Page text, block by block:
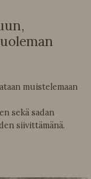
muistelemaan
sekä sadan
siivittämänä.